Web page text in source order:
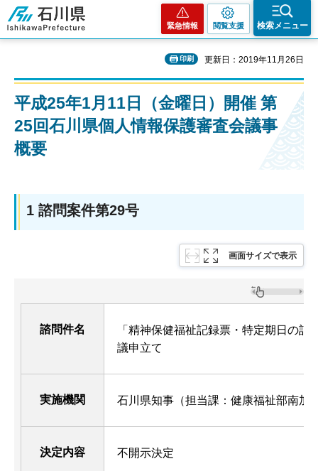
石川県
緊急情報 閲覧支援 検索メニュー
印刷 更新日：2019年11月26日
平成25年1月11日（金曜日）開催 第
25回石川県個人情報保護審査会議事
概要
1 諮問案件第29号
画面サイズで表示
諮問件名
「精神保健福祉記録票・特定期日の
議申立て
実施機関 石川県知事（担当課：健康福祉部南加
決定内容 不開示決定